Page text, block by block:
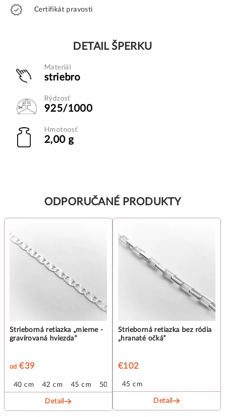
Certifikát pravosti
DETAIL ŠPERKU
Materiál
striebro
Rýdzosť
925/1000
Hmotnosť
2,00 g
ODPORUČANÉ PRODUKTY
Strieborná retiazka „mierne -
gravírovaná hviezda“
od €39
40 cm 42 cm 45 cm 50 cm
Detail
Strieborná retiazka bez ródia
„hranaté očká“
€102
45 cm
Detail